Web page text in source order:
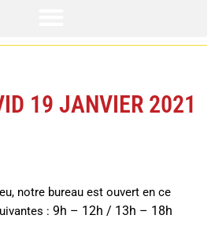
19 JANVIER 2021
notre bureau est ouvert en ce
: 9h – 12h / 13h – 18h